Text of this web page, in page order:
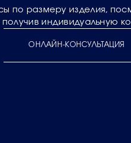
по размеру изделия,
индивидуальную
ОНЛАЙН-КОНСУЛЬТАЦИЯ